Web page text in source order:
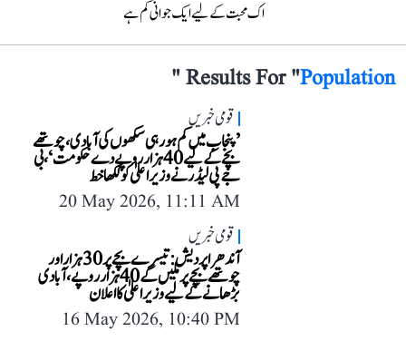
اک محبت کے لیے ایک جوانی کم ہے
Results For "Population
"
قومی خبریں
’پنجاب میں کم ہو رہی سکھوں کی آبادی، چوتھے
بچے کے لیے 40 ہزار روپے دے حکومت‘، بی
جے پی لیڈر نے وزیر اعلیٰ کو لکھا خط
20 May 2026, 11:11 AM
قومی خبریں
آندھرا پردیش: تیسرے بچے پر 30 ہزار اور
چوتھے بچے پر ملیں گے 40 ہزار روپے، آبادی
بڑھانے کے لیے وزیر اعلیٰ کا اعلان
16 May 2026, 10:40 PM